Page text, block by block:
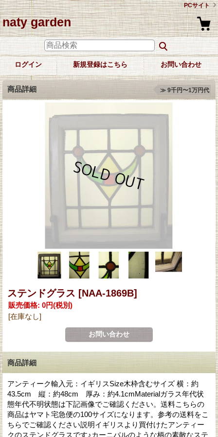
PCサイト
naty garden
ログイン 新規登録はこちら お問い合わせ
商品詳細 ≫ 9千円〜1万円代
ステンドグラス [NAA-1869B]
販売価格: 0円(税別)
[在庫なし]
商品詳細
アンティーク輸入元：イギリスSize木枠含むサイズ 横：約
43.5cm 縦：約48cm 厚み：約4.1cmMaterialガラス年代状
態年代不明状態は下記画像でご確認ください。送料こちらの
商品はヤマト宅急便の100サイズになります。参考の送料をこ
ちらでご確認ください説明イギリスより買付けたアンティー
クのステンドグラスです♪カーニバルのような柄の素敵なステ